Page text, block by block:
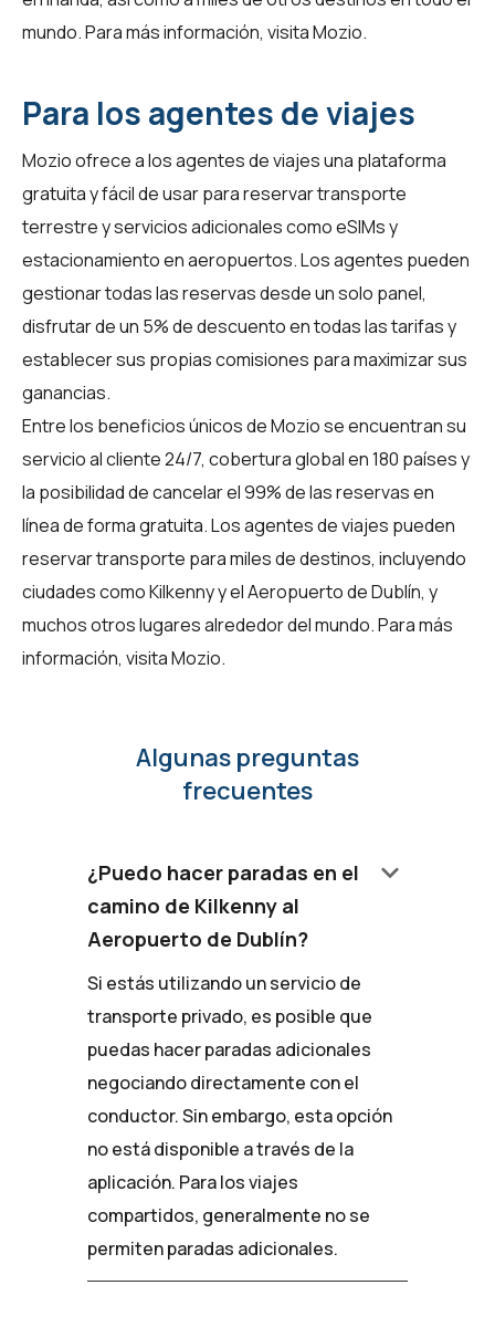
mundo. Para más información, visitaMozio.
Para los agentes de viajes
Mozio ofrece a los agentes de viajes una plataforma
gratuita y fácil de usar para reservar transporte
terrestre y servicios adicionales como eSIMs y
estacionamiento en aeropuertos. Los agentes pueden
gestionar todas las reservas desde un solo panel,
disfrutar de un 5% de descuento en todas las tarifas y
establecer sus propias comisiones para maximizar sus
ganancias.
Entre los beneficios únicos de Mozio se encuentran su
servicio al cliente 24/7, cobertura global en 180 países y
la posibilidad de cancelar el 99% de las reservas en
línea de forma gratuita. Los agentes de viajes pueden
reservar transporte para miles de destinos, incluyendo
ciudades como Kilkenny y el Aeropuerto de Dublín, y
muchos otros lugares alrededor del mundo. Para más
información, visitaMozio.
Algunas preguntas
frecuentes
¿Puedo hacer paradas en el
camino de Kilkenny al
Aeropuerto de Dublín?
keyboard_arrow_down
Si estás utilizando un servicio de
transporte privado, es posible que
puedas hacer paradas adicionales
negociando directamente con el
conductor. Sin embargo, esta opción
no está disponible a través de la
aplicación. Para los viajes
compartidos, generalmente no se
permiten paradas adicionales.